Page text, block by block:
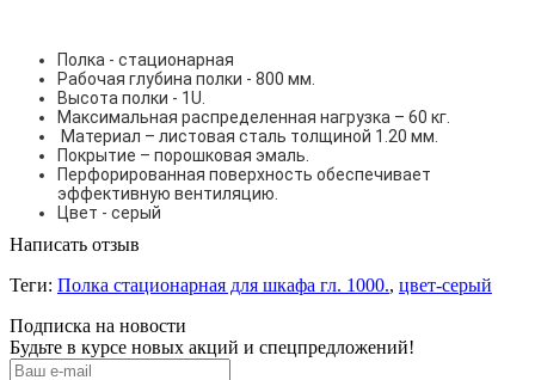
Полка - стационарная
Рабочая глубина полки - 800 мм.
Высота полки - 1U.
Максимальная распределенная нагрузка – 60 кг.
Материал – листовая сталь толщиной 1.20 мм.
Покрытие – порошковая эмаль.
Перфорированная поверхность обеспечивает
эффективную вентиляцию.
Цвет - серый
Написать отзыв
Теги: Полка стационарная для шкафа гл. 1000., цвет-серый
Подписка на новости
Будьте в курсе новых акций и спецпредложений!